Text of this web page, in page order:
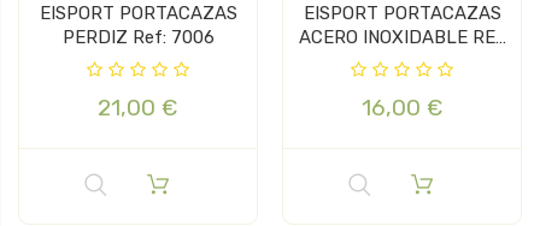
EISPORT PORTACAZAS
PERDIZ Ref: 7006
21,00 €
EISPORT PORTACAZAS
ACERO INOXIDABLE REF
7011
16,00 €